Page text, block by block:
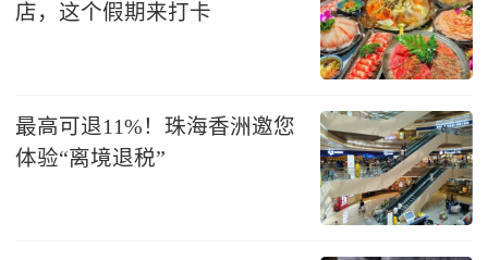
店，这个假期来打卡
最高可退11%！珠海香洲邀您
体验“离境退税”